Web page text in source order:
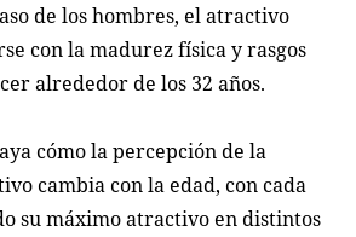
de los hombres, el atractivo
con la madurez física y rasgos
alrededor de los 32 años.
cómo la percepción de la
cambia con la edad, con cada
su máximo atractivo en distintos